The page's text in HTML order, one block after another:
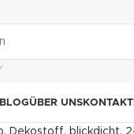
BLOGÜBER UNSKONTAKT